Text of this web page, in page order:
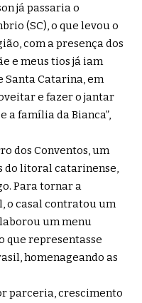
já passaria o
(SC), o que levou o
com a presença dos
e meus tios já iam
Santa Catarina, em
e fazer o jantar
a família da Bianca”,
dos Conventos, um
do litoral catarinense,
Para tornar a
o casal contratou um
um menu
que representasse
homenageando as
parceria, crescimento